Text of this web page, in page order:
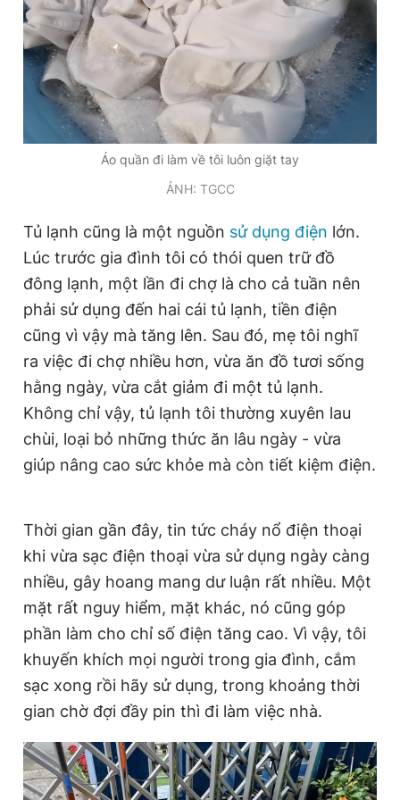
Áo quần đi làm về tôi luôn giặt tay
ẢNH: TGCC
Tủ lạnh cũng là một nguồn sử dụng điện lớn.
Lúc trước gia đình tôi có thói quen trữ đồ
đông lạnh, một lần đi chợ là cho cả tuần nên
phải sử dụng đến hai cái tủ lạnh, tiền điện
cũng vì vậy mà tăng lên. Sau đó, mẹ tôi nghĩ
ra việc đi chợ nhiều hơn, vừa ăn đồ tươi sống
hằng ngày, vừa cắt giảm đi một tủ lạnh.
Không chỉ vậy, tủ lạnh tôi thường xuyên lau
chùi, loại bỏ những thức ăn lâu ngày - vừa
giúp nâng cao sức khỏe mà còn tiết kiệm điện.
Thời gian gần đây, tin tức cháy nổ điện thoại
khi vừa sạc điện thoại vừa sử dụng ngày càng
nhiều, gây hoang mang dư luận rất nhiều. Một
mặt rất nguy hiểm, mặt khác, nó cũng góp
phần làm cho chỉ số điện tăng cao. Vì vậy, tôi
khuyến khích mọi người trong gia đình, cắm
sạc xong rồi hãy sử dụng, trong khoảng thời
gian chờ đợi đầy pin thì đi làm việc nhà.